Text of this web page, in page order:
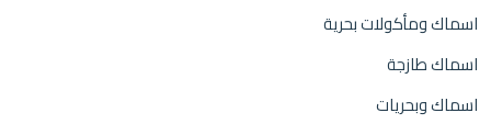
اسماك ومأكولات بحرية
اسماك طازجة
اسماك وبحريات